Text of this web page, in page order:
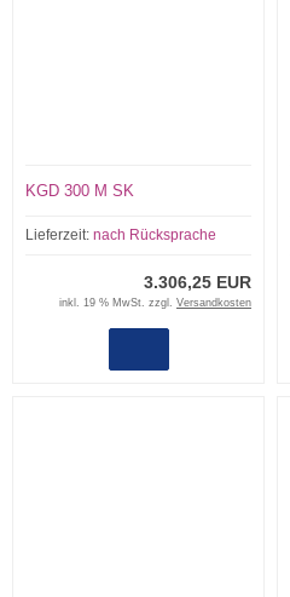
KGD 300 M SK
Lieferzeit: nach Rücksprache
3.306,25 EUR
inkl. 19 % MwSt. zzgl. Versandkosten